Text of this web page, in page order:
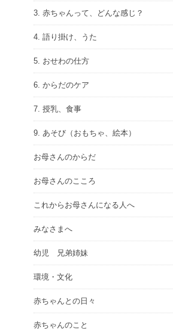
3. 赤ちゃんって、どんな感じ？
4. 語り掛け、うた
5. おせわの仕方
6. からだのケア
7. 授乳、食事
9. あそび（おもちゃ、絵本）
お母さんのからだ
お母さんのこころ
これからお母さんになる人へ
みなさまへ
幼児 兄弟姉妹
環境・文化
赤ちゃんとの日々
赤ちゃんのこと